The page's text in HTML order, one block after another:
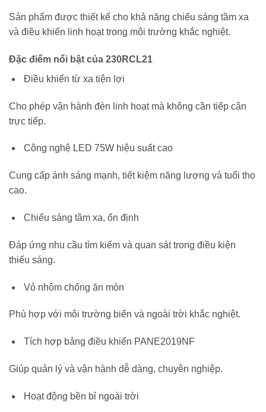
Sản phẩm được thiết kế cho khả năng chiếu sáng tầm xa
và điều khiển linh hoạt trong môi trường khắc nghiệt.
Đặc điểm nổi bật của 230RCL21
Điều khiển từ xa tiện lợi
Cho phép vận hành đèn linh hoạt mà không cần tiếp cận
trực tiếp.
Công nghệ LED 75W hiệu suất cao
Cung cấp ánh sáng mạnh, tiết kiệm năng lượng và tuổi thọ
cao.
Chiếu sáng tầm xa, ổn định
Đáp ứng nhu cầu tìm kiếm và quan sát trong điều kiện
thiếu sáng.
Vỏ nhôm chống ăn mòn
Phù hợp với môi trường biển và ngoài trời khắc nghiệt.
Tích hợp bảng điều khiển PANE2019NF
Giúp quản lý và vận hành dễ dàng, chuyên nghiệp.
Hoạt động bền bỉ ngoài trời